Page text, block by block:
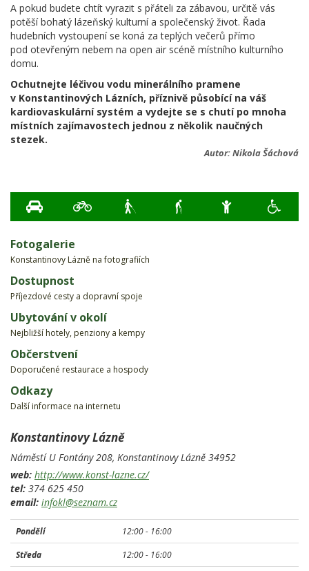
A pokud budete chtít vyrazit s přáteli za zábavou, určitě vás
potěší bohatý lázeňský kulturní a společenský život. Řada
hudebních vystoupení se koná za teplých večerů přímo
pod otevřeným nebem na open air scéně místního kulturního
domu.
Ochutnejte léčivou vodu minerálního pramene
v Konstantinových Lázních, příznivě působící na váš
kardiovaskulární systém a vydejte se s chutí po mnoha
místních zajímavostech jednou z několik naučných
stezek.
Autor:Nikola Šáchová
Fotogalerie
Konstantinovy Lázně na fotografiích
Dostupnost
Příjezdové cesty a dopravní spoje
Ubytování v okolí
Nejbližší hotely, penziony a kempy
Občerstvení
Doporučené restaurace a hospody
Odkazy
Další informace na internetu
Konstantinovy Lázně
Náměstí U Fontány 208, Konstantinovy Lázně 34952
web: http://www.konst-lazne.cz/
tel: 374 625 450
email: infokl@seznam.cz
Pondělí 12:00 - 16:00
Středa
12:00 - 16:00